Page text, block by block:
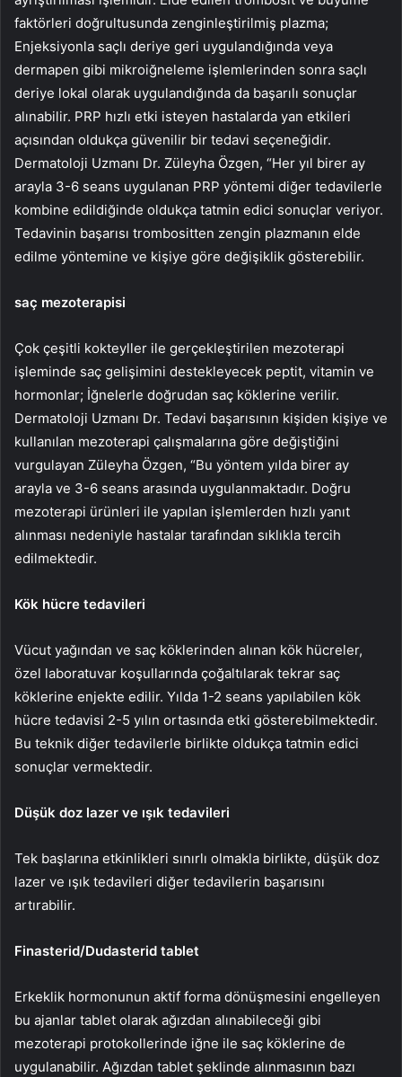
faktörleri doğrultusunda zenginleştirilmiş plazma;
Enjeksiyonla saçlı deriye geri uygulandığında veya
dermapen gibi mikroiğneleme işlemlerinden sonra saçlı
deriye lokal olarak uygulandığında da başarılı sonuçlar
alınabilir. PRP hızlı etki isteyen hastalarda yan etkileri
açısından oldukça güvenilir bir tedavi seçeneğidir.
Dermatoloji Uzmanı Dr. Züleyha Özgen, “Her yıl birer ay
arayla 3-6 seans uygulanan PRP yöntemi diğer tedavilerle
kombine edildiğinde oldukça tatmin edici sonuçlar veriyor.
Tedavinin başarısı trombositten zengin plazmanın elde
edilme yöntemine ve kişiye göre değişiklik gösterebilir.
saç mezoterapisi
Çok çeşitli kokteyller ile gerçekleştirilen mezoterapi
işleminde saç gelişimini destekleyecek peptit, vitamin ve
hormonlar; İğnelerle doğrudan saç köklerine verilir.
Dermatoloji Uzmanı Dr. Tedavi başarısının kişiden kişiye ve
kullanılan mezoterapi çalışmalarına göre değiştiğini
vurgulayan Züleyha Özgen, “Bu yöntem yılda birer ay
arayla ve 3-6 seans arasında uygulanmaktadır. Doğru
mezoterapi ürünleri ile yapılan işlemlerden hızlı yanıt
alınması nedeniyle hastalar tarafından sıklıkla tercih
edilmektedir.
Kök hücre tedavileri
Vücut yağından ve saç köklerinden alınan kök hücreler,
özel laboratuvar koşullarında çoğaltılarak tekrar saç
köklerine enjekte edilir. Yılda 1-2 seans yapılabilen kök
hücre tedavisi 2-5 yılın ortasında etki gösterebilmektedir.
Bu teknik diğer tedavilerle birlikte oldukça tatmin edici
sonuçlar vermektedir.
Düşük doz lazer ve ışık tedavileri
Tek başlarına etkinlikleri sınırlı olmakla birlikte, düşük doz
lazer ve ışık tedavileri diğer tedavilerin başarısını
artırabilir.
Finasterid/Dudasterid tablet
Erkeklik hormonunun aktif forma dönüşmesini engelleyen
bu ajanlar tablet olarak ağızdan alınabileceği gibi
mezoterapi protokollerinde iğne ile saç köklerine de
uygulanabilir. Ağızdan tablet şeklinde alınmasının bazı